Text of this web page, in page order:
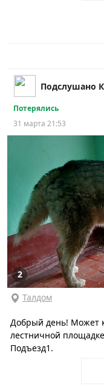
Подслушано
Потерялись
31 марта 21:53
2
Талдом
Добрый день! Может
лестничной
Подъезд1.